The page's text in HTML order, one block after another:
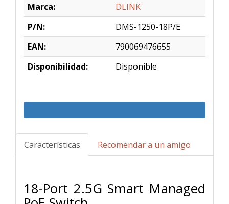
Marca:
DLINK
P/N:
DMS-1250-18P/E
EAN:
790069476655
Disponibilidad:
Disponible
Características Recomendar a un amigo
18-Port 2.5G Smart Managed